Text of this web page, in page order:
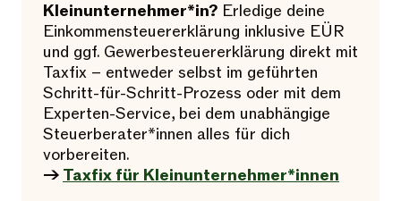
Kleinunternehmer*in? Erledige deine
Einkommensteuererklärung inklusive EÜR
und ggf. Gewerbesteuererklärung direkt mit
Taxfix – entweder selbst im geführten
Schritt-für-Schritt-Prozess oder mit dem
Experten-Service, bei dem unabhängige
Steuerberater*innen alles für dich
vorbereiten.
→ Taxfix für Kleinunternehmer*innen